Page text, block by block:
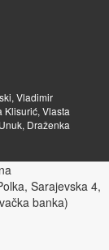
Vladimir
Klisurić, Vlasta
Draženka
Sarajevska 4,
banka)